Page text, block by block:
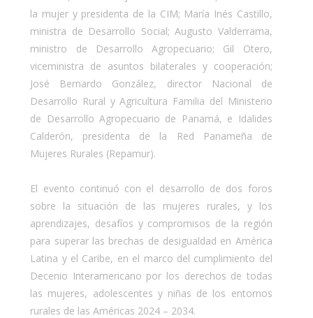
la mujer y presidenta de la CIM; María Inés Castillo,
ministra de Desarrollo Social; Augusto Valderrama,
ministro de Desarrollo Agropecuario; Gil Otero,
viceministra de asuntos bilaterales y cooperación;
José Bernardo González, director Nacional de
Desarrollo Rural y Agricultura Familia del Ministerio
de Desarrollo Agropecuario de Panamá, e Idalides
Calderón, presidenta de la Red Panameña de
Mujeres Rurales (Repamur).
El evento continuó con el desarrollo de dos foros
sobre la situación de las mujeres rurales, y los
aprendizajes, desafíos y compromisos de la región
para superar las brechas de desigualdad en América
Latina y el Caribe, en el marco del cumplimiento del
Decenio Interamericano por los derechos de todas
las mujeres, adolescentes y niñas de los entornos
rurales de las Américas 2024 – 2034.